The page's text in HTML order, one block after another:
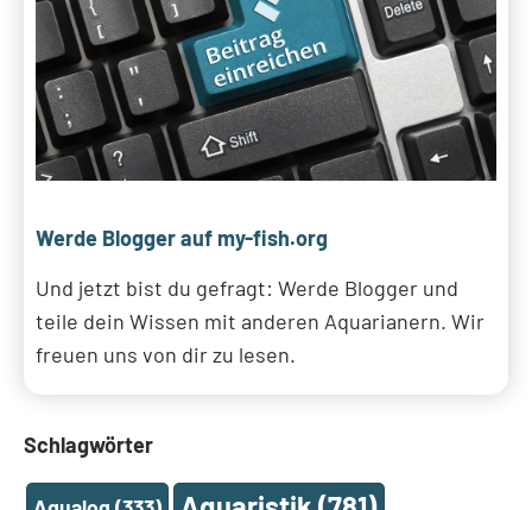
Werde Blogger auf my-fish.org
Und jetzt bist du gefragt: Werde Blogger und
teile dein Wissen mit anderen Aquarianern. Wir
freuen uns von dir zu lesen.
Schlagwörter